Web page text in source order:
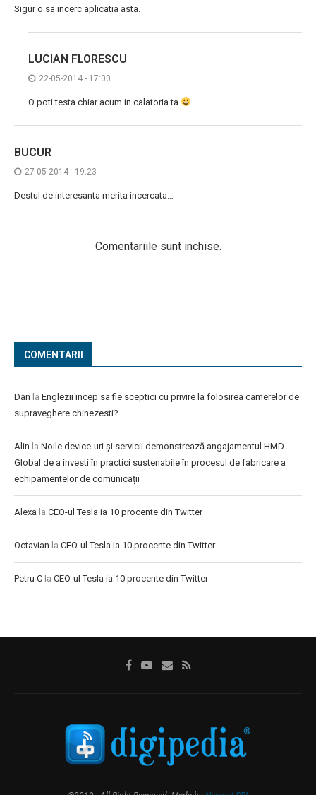
Sigur o sa incerc aplicatia asta.
LUCIAN FLORESCU
22-05-2014 - 17:00
O poti testa chiar acum in calatoria ta
BUCUR
27-05-2014 - 19:23
Destul de interesanta merita incercata…
Comentariile sunt inchise.
COMENTARII
Dan la Englezii incep sa fie sceptici cu privire la folosirea camerelor de
supraveghere chinezesti?
Alin la Noile device-uri și servicii demonstrează angajamentul HMD
Global de a investi în practici sustenabile în procesul de fabricare a
echipamentelor de comunicații
Alexa la CEO-ul Tesla ia 10 procente din Twitter
Octavian la CEO-ul Tesla ia 10 procente din Twitter
Petru C la CEO-ul Tesla ia 10 procente din Twitter